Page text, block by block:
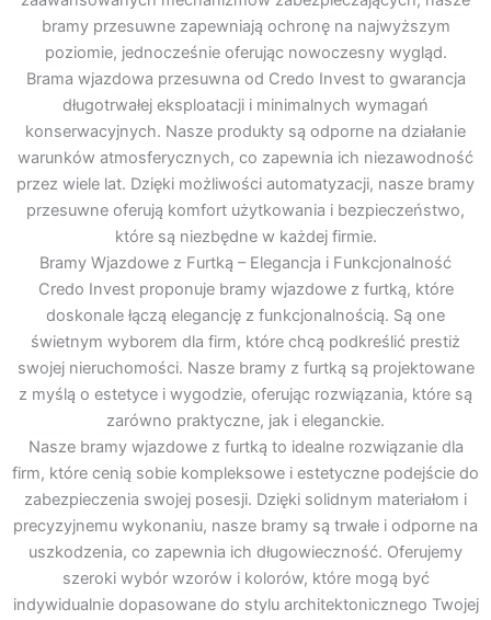
bramy przesuwne zapewniają ochronę na najwyższym
poziomie, jednocześnie oferując nowoczesny wygląd.
Brama wjazdowa przesuwna od Credo Invest to gwarancja
długotrwałej eksploatacji i minimalnych wymagań
konserwacyjnych. Nasze produkty są odporne na działanie
warunków atmosferycznych, co zapewnia ich niezawodność
przez wiele lat. Dzięki możliwości automatyzacji, nasze bramy
przesuwne oferują komfort użytkowania i bezpieczeństwo,
które są niezbędne w każdej firmie.
Bramy Wjazdowe z Furtką – Elegancja i Funkcjonalność
Credo Invest proponuje bramy wjazdowe z furtką, które
doskonale łączą elegancję z funkcjonalnością. Są one
świetnym wyborem dla firm, które chcą podkreślić prestiż
swojej nieruchomości. Nasze bramy z furtką są projektowane
z myślą o estetyce i wygodzie, oferując rozwiązania, które są
zarówno praktyczne, jak i eleganckie.
Nasze bramy wjazdowe z furtką to idealne rozwiązanie dla
firm, które cenią sobie kompleksowe i estetyczne podejście do
zabezpieczenia swojej posesji. Dzięki solidnym materiałom i
precyzyjnemu wykonaniu, nasze bramy są trwałe i odporne na
uszkodzenia, co zapewnia ich długowieczność. Oferujemy
szeroki wybór wzorów i kolorów, które mogą być
indywidualnie dopasowane do stylu architektonicznego Twojej